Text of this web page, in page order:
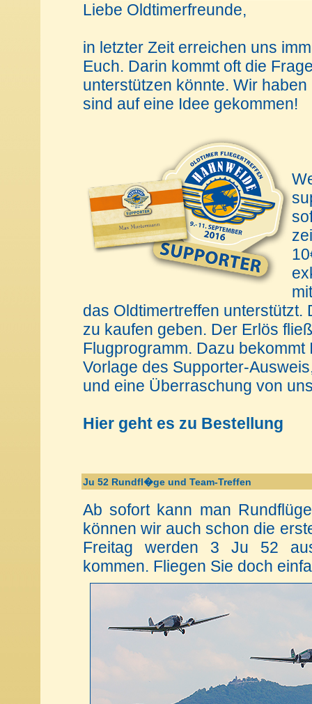
Liebe Oldtimerfreunde,
in letzter Zeit erreichen uns
Euch. Darin kommt oft die
unterstützen könnte. Wir
sind auf eine Idee gekommen!
das Oldtimertreffen
zu kaufen geben. Der Erlös
Flugprogramm. Dazu
Vorlage des Supporter-
und eine Überraschung von
Hier geht es zu Bestellung
Ju 52 Rundfl�ge und Team-Treffen
Ab sofort kann man
können wir auch schon die
Freitag werden 3 Ju 52
kommen. Fliegen Sie doch